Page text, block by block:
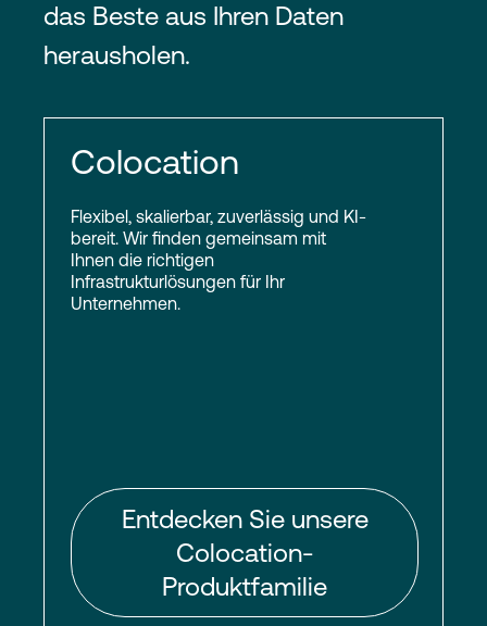
das Beste aus Ihren Daten
herausholen.
Colocation
Flexibel, skalierbar, zuverlässig und KI-
bereit. Wir finden gemeinsam mit
Ihnen die richtigen
Infrastrukturlösungen für Ihr
Unternehmen.
Entdecken Sie unsere
Colocation-
Produktfamilie